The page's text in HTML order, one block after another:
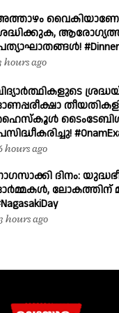
hours ago
തീയതികളിൽ
hours ago
ദിനം:
ലോകത്തിന്
hours ago